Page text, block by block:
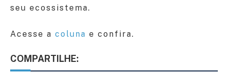
seu ecossistema.
Acesse a coluna e confira.
COMPARTILHE: